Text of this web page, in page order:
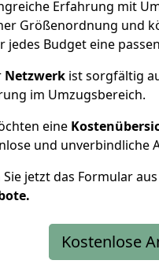
Erfahrung mit
Größenordnung und
jedes Budget eine
Netzwerk ist sorgfältig
im Umzugsbereich.
eine
und unverbindliche
Sie jetzt das Formular
Kostenlose